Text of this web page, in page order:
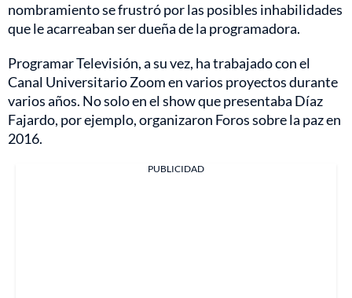
nombramiento se frustró por las posibles inhabilidades
que le acarreaban ser dueña de la programadora.
Programar Televisión, a su vez, ha trabajado con el
Canal Universitario Zoom en varios proyectos durante
varios años. No solo en el show que presentaba Díaz
Fajardo, por ejemplo, organizaron Foros sobre la paz en
2016.
PUBLICIDAD